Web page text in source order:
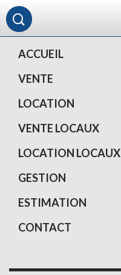
ACCUEIL
VENTE
LOCATION
VENTE LOCAUX
LOCATION LOCAUX
GESTION
ESTIMATION
CONTACT